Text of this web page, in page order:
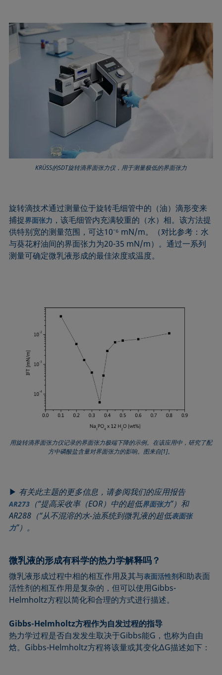
KRÜSS的SDT旋转滴界面张力仪，用于测量极低的界面张力
旋转滴技术通过测量位于旋转毛细管中的（油）滴形变来
捕捉界面张力 ，该毛细管内充满较重的（水）相。该方法提
供特别宽的测量范围，可达10⁻⁶ mN/m。（对比参考：水
与葵花籽油间的界面张力为20-35 mN/m）。通过一系列
测量可确定微乳液形成的最佳浓度或温度。
用旋转滴界面张力仪记录的界面张力极端下降的示例。在该应用中，研究了配
方中磷酸盐含量对界面张力的影响。图来自[1]。
▶ 有关此主题的更多信息，请参阅我们的应用报告
AR273 （“提高采收率（EOR）中的超低界面张力”）和
AR288（“从不混溶的水-油系统到微乳液的超低表面张
力”）。
微乳液的形成有科学的热力学解释吗？
微乳液形成过程中相的相互作用及其与表面活性剂和助表面
活性剂的相互作用是复杂的，但可以使用Gibbs-
Helmholtz方程以简化和合理的方式进行描述。
Gibbs-Helmholtz方程作为自发过程的指导
热力学过程是否自发发生取决于Gibbs能G，也称为自由
焓。Gibbs-Helmholtz方程将该量或其变化ΔG描述如下：